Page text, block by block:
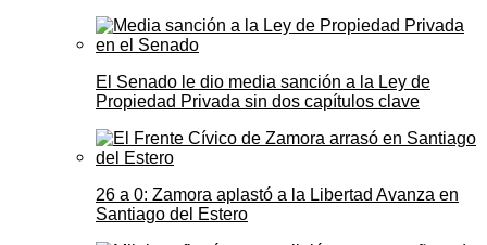
El Senado le dio media sanción a la Ley de
Propiedad Privada sin dos capítulos clave
26 a 0: Zamora aplastó a la Libertad Avanza en
Santiago del Estero